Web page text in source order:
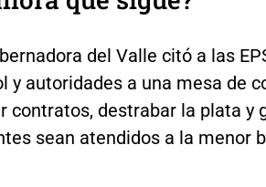
del Valle citó a las
y autoridades a una mesa de
contratos, destrabar la plata y
sean atendidos a la menor